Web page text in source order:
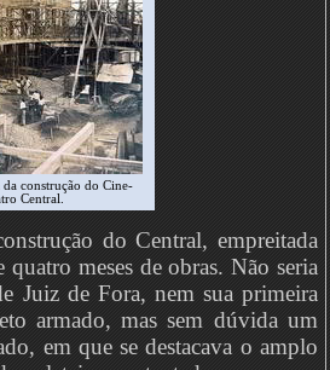
da construção do Cine-
Central.
do Central, empreitada
meses de obras. Não seria
Juiz de Fora, nem sua primeira
armado, mas sem dúvida um
em que se destacava o amplo